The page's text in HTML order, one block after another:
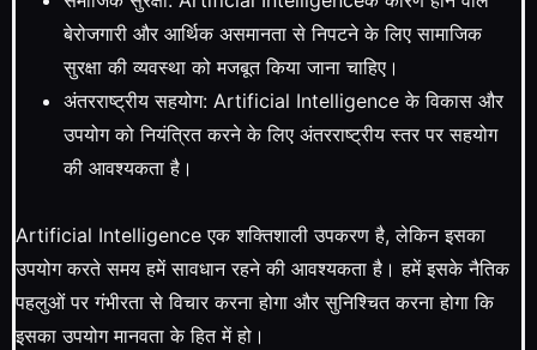
बेरोजगारी और आर्थिक असमानता से निपटने के लिए सामाजिक
सुरक्षा की व्यवस्था को मजबूत किया जाना चाहिए।
अंतरराष्ट्रीय सहयोग: Artificial Intelligence के विकास और
उपयोग को नियंत्रित करने के लिए अंतरराष्ट्रीय स्तर पर सहयोग
की आवश्यकता है।
Artificial Intelligence एक शक्तिशाली उपकरण है, लेकिन इसका
उपयोग करते समय हमें सावधान रहने की आवश्यकता है। हमें इसके नैतिक
पहलुओं पर गंभीरता से विचार करना होगा और सुनिश्चित करना होगा कि
इसका उपयोग मानवता के हित में हो।